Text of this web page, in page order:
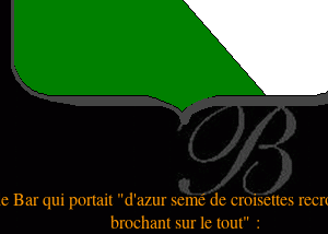
qui portait "d'azur semé de croisettes
brochant sur le tout" :